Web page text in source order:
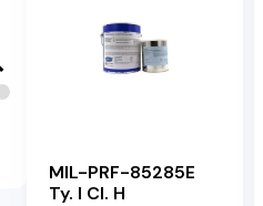
MIL-PRF-85285E
Ty. I Cl. H